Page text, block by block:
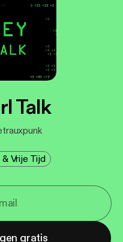
Talk
Vrije Tijd
gratis